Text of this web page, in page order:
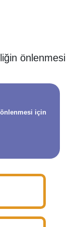
önlenmesi
için